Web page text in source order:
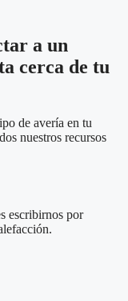
a un
cerca de tu
de avería en tu
nuestros recursos
escribirnos por